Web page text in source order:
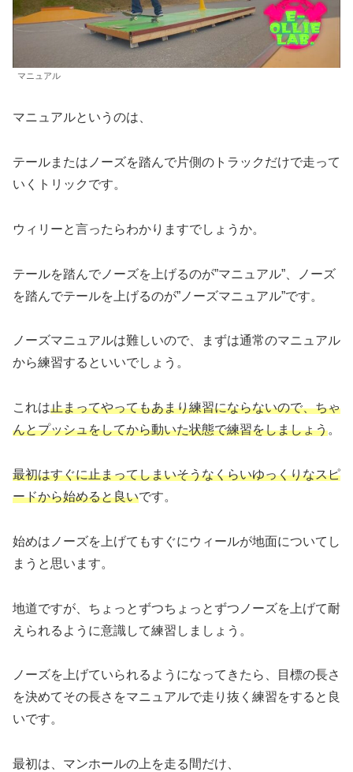
マニュアル
マニュアルというのは、
テールまたはノーズを踏んで片側のトラックだけで走って
いくトリックです。
ウィリーと言ったらわかりますでしょうか。
テールを踏んでノーズを上げるのが”マニュアル”、ノーズ
を踏んでテールを上げるのが”ノーズマニュアル”です。
ノーズマニュアルは難しいので、まずは通常のマニュアル
から練習するといいでしょう。
これは止まってやってもあまり練習にならないので、ちゃ
んとプッシュをしてから動いた状態で練習をしましょう。
最初はすぐに止まってしまいそうなくらいゆっくりなスピ
ードから始めると良いです。
始めはノーズを上げてもすぐにウィールが地面についてし
まうと思います。
地道ですが、ちょっとずつちょっとずつノーズを上げて耐
えられるように意識して練習しましょう。
ノーズを上げていられるようになってきたら、目標の長さ
を決めてその長さをマニュアルで走り抜く練習をすると良
いです。
最初は、マンホールの上を走る間だけ、